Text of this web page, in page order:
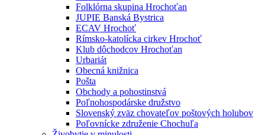
Folklórna skupina Hrochoťan
JUPIE Banská Bystrica
ECAV Hrochoť
Rímsko-katolícka cirkev Hrochoť
Klub dôchodcov Hrochoťan
Urbariát
Obecná knižnica
Pošta
Obchody a pohostinstvá
Poľnohospodárske družstvo
Slovenský zväz chovateľov poštových holubov
Poľovnícke združenie Chochuľa